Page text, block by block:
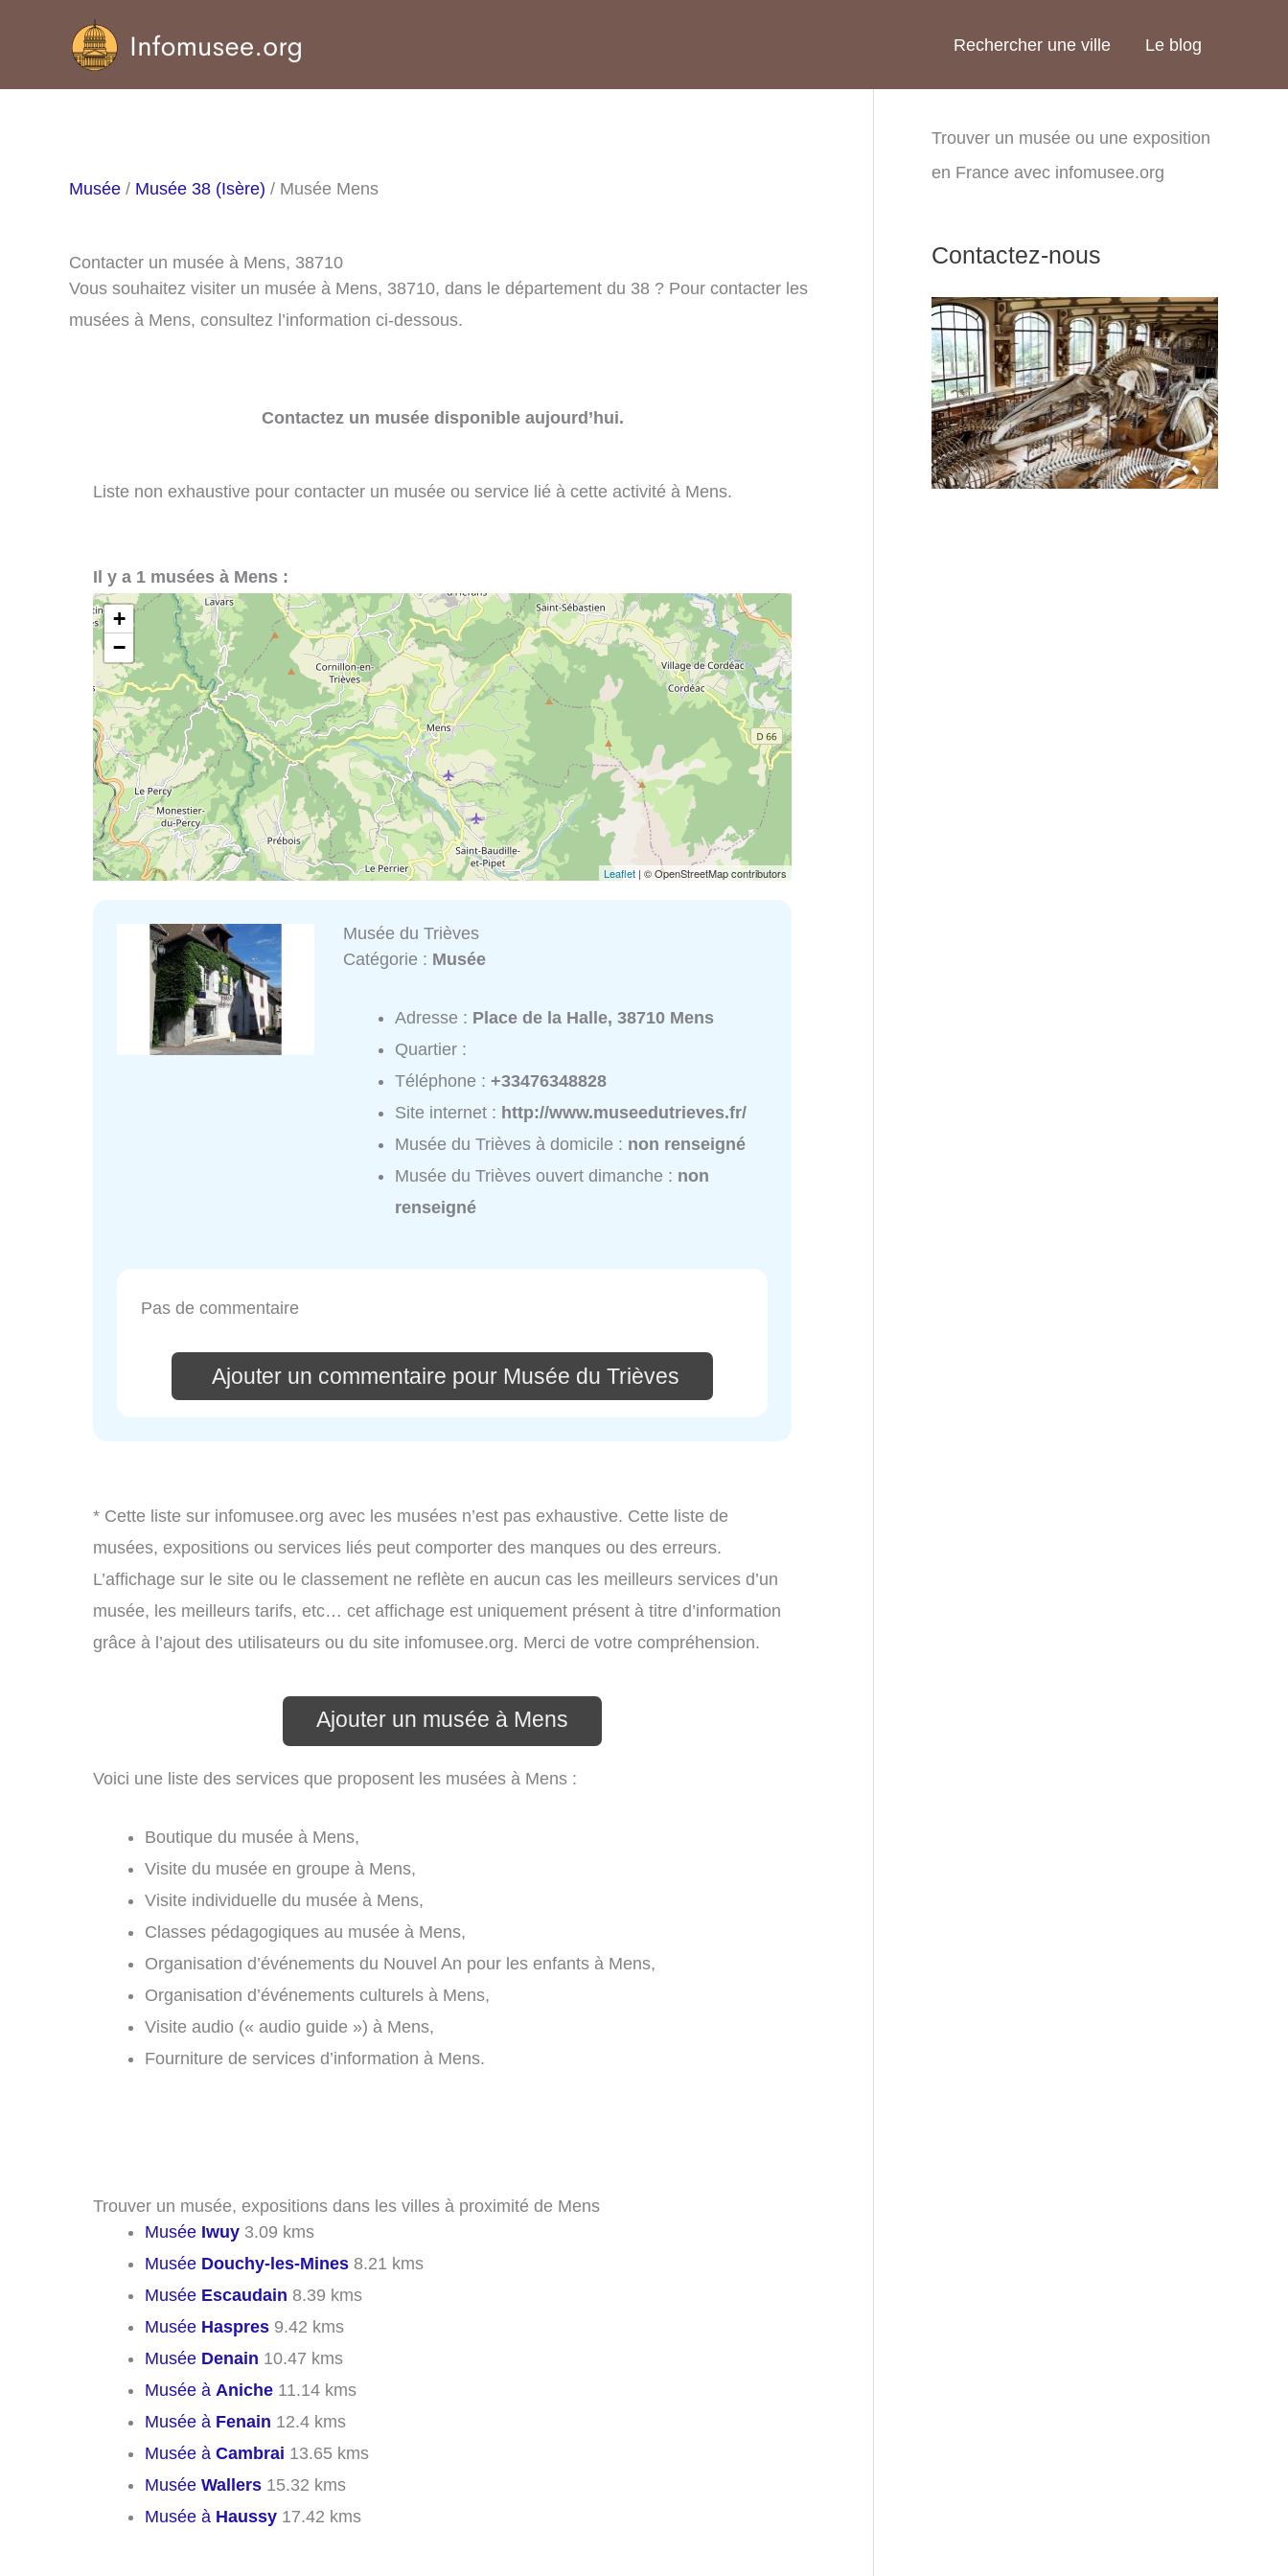
Rechercher une ville Le blog
Musée / Musée 38 (Isère) / Musée Mens
Contacter un musée à Mens, 38710
Vous souhaitez visiter un musée à Mens, 38710, dans le département du 38 ? Pour contacter les
musées à Mens, consultez l’information ci-dessous.
Contactez un musée disponible aujourd’hui.
Liste non exhaustive pour contacter un musée ou service lié à cette activité à Mens.
Il y a 1 musées à Mens :
+
−
Leaflet | © OpenStreetMap contributors
Musée du Trièves
Catégorie : Musée
Adresse : Place de la Halle, 38710 Mens
Quartier :
Téléphone :+33476348828
Site internet : http://www.museedutrieves.fr/
Musée du Trièves à domicile : non renseigné
Musée du Trièves ouvert dimanche : non
renseigné
Pas de commentaire
Ajouter un commentaire pour Musée du Trièves
* Cette liste sur infomusee.org avec les musées n’est pas exhaustive. Cette liste de
musées, expositions ou services liés peut comporter des manques ou des erreurs.
L’affichage sur le site ou le classement ne reflète en aucun cas les meilleurs services d’un
musée, les meilleurs tarifs, etc… cet affichage est uniquement présent à titre d’information
grâce à l’ajout des utilisateurs ou du site infomusee.org. Merci de votre compréhension.
Ajouter un musée à Mens
Voici une liste des services que proposent les musées à Mens :
Boutique du musée à Mens,
Visite du musée en groupe à Mens,
Visite individuelle du musée à Mens,
Classes pédagogiques au musée à Mens,
Organisation d’événements du Nouvel An pour les enfants à Mens,
Organisation d’événements culturels à Mens,
Visite audio (« audio guide ») à Mens,
Fourniture de services d’information à Mens.
Trouver un musée, expositions dans les villes à proximité de Mens
Musée Iwuy 3.09 kms
Musée Douchy-les-Mines 8.21 kms
Musée Escaudain 8.39 kms
Musée Haspres 9.42 kms
Musée Denain 10.47 kms
Musée à Aniche 11.14 kms
Musée à Fenain 12.4 kms
Musée à Cambrai 13.65 kms
Musée Wallers 15.32 kms
Musée à Haussy 17.42 kms
Trouver un musée ou une exposition
en France avec infomusee.org
Contactez-nous